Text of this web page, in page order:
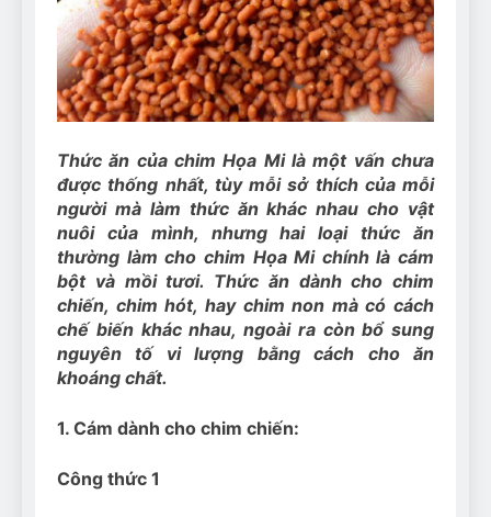
Can Bulldogs Play Fetch?
And How to Train Them!
7 Năm Ago
How Often Do I Need to
Groom My Bulldog
Thức ăn của chim Họa Mi là một vấn chưa
được thống nhất, tùy mỗi sở thích của mỗi
người mà làm thức ăn khác nhau cho vật
nuôi của mình, nhưng hai loại thức ăn
thường làm cho chim Họa Mi chính là cám
bột và mồi tươi. Thức ăn dành cho chim
chiến, chim hót, hay chim non mà có cách
chế biến khác nhau, ngoài ra còn bổ sung
nguyên tố vi lượng bằng cách cho ăn
khoáng chất.
1. Cám dành cho chim chiến:
Công thức 1